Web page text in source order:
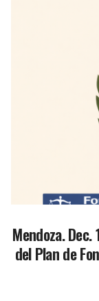
Mendoza.
del Plan de